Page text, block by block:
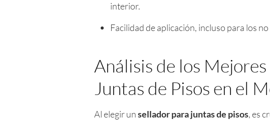
interior.
Facilidad de aplicación, incluso para los
Análisis de los
Juntas de Pisos en el
Al elegir unsellador para juntas de pisos, es